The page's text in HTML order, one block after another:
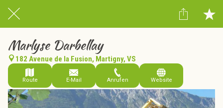
Marlyse Darbellay
182 Avenue de la Fusion, Martigny, VS
Route E-Mail Anrufen Website